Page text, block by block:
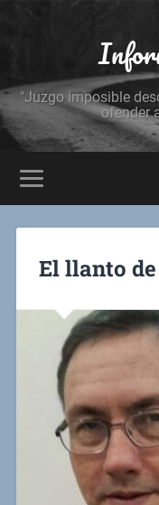
"Juzgo imposible
ofender
El llanto